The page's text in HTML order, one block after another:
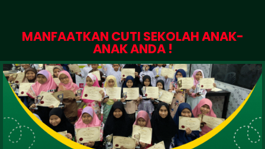
MANFAATKAN CUTI SEKOLAH ANAK-
ANAK ANDA !